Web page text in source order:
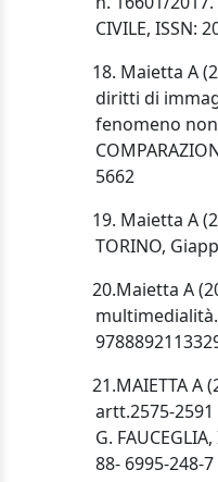
CIVILE, ISSN:
18. Maietta A
diritti di
fenomeno
5662
19. Maietta A
TORINO,
20.Maietta A
multimedialità.
21.MAIETTA A
artt.2575-
G.
88- 6995-248-7